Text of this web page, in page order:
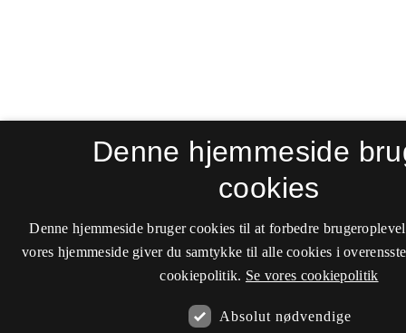
Denne hjemmeside
cookies
Denne hjemmeside bruger cookies til at forbedre
vores hjemmeside giver du samtykke til alle cookies i
cookiepolitik. Se vores cookiepolitik
Absolut nødvendige